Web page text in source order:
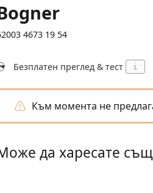
4673 19 54
Безплатен преглед & тест i
Към момента не
да харесате